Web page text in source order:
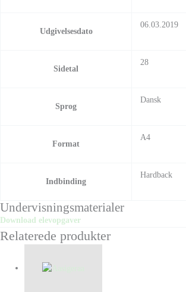
Udgivelsesdato
06.03.2019
Sidetal
28
Sprog
Dansk
Format
A4
Indbinding
Hardback
Undervisningsmaterialer
Download elevopgaver
Relaterede produkter